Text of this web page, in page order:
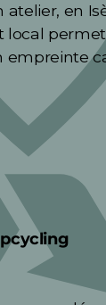
atelier, en
local
empreinte